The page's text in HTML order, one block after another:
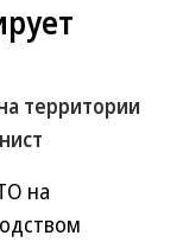
территории
на